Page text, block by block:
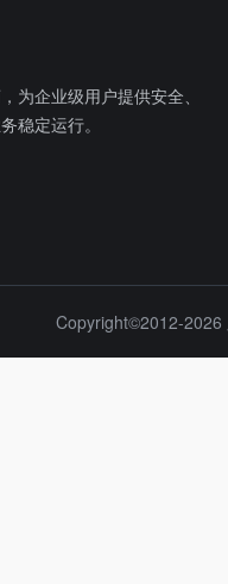
为企业级用户提供安全、
稳定运行。
Copyright©2012-2026